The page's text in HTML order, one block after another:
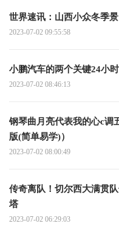
世界速讯：山西小众冬季
2023-07-02 09:55:58
小鹏汽车的两个关键24小时
2023-07-02 08:46:13
钢琴曲月亮代表我的心c调
版(简单易学)）
2023-07-02 08:00:49
传奇离队！切尔西大满贯
塔
2023-07-02 06:29:03